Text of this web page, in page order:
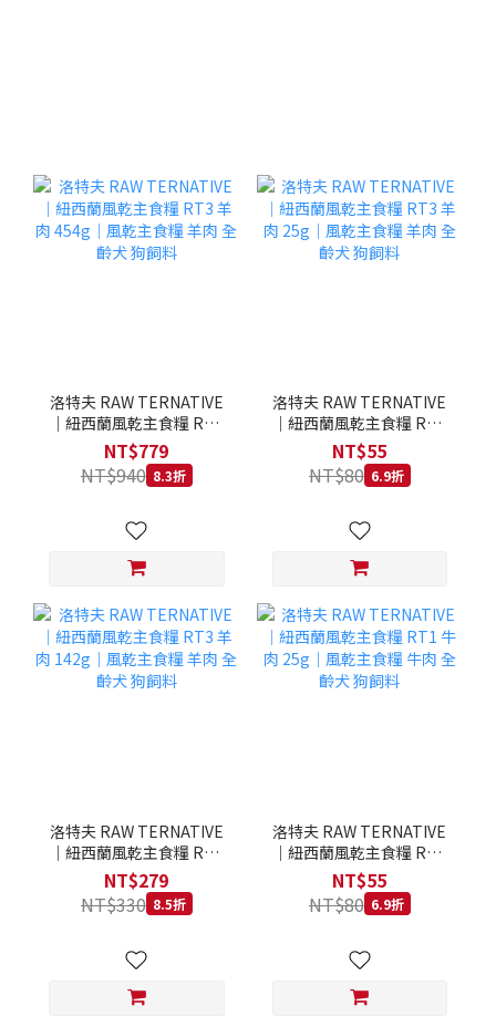
洛特夫 RAW TERNATIVE
｜紐西蘭風乾主食糧 RT3
羊肉 454g｜風乾主食糧 羊
肉 全齡犬 狗飼料
NT$779
NT$940 8.3折
洛特夫 RAW TERNATIVE
｜紐西蘭風乾主食糧 RT3
羊肉 25g｜風乾主食糧 羊
肉 全齡犬 狗飼料
NT$55
NT$80 6.9折
洛特夫 RAW TERNATIVE
｜紐西蘭風乾主食糧 RT3
羊肉 142g｜風乾主食糧 羊
肉 全齡犬 狗飼料
NT$279
NT$330 8.5折
洛特夫 RAW TERNATIVE
｜紐西蘭風乾主食糧 RT1
牛肉 25g｜風乾主食糧 牛
肉 全齡犬 狗飼料
NT$55
NT$80 6.9折